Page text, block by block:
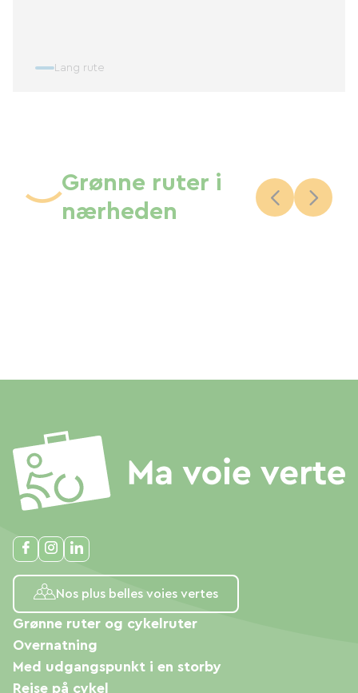
Lang rute
Grønne ruter i
nærheden
Nos plus belles voies vertes
Grønne ruter og cykelruter
Overnatning
Med udgangspunkt i en storby
Rejse på cykel